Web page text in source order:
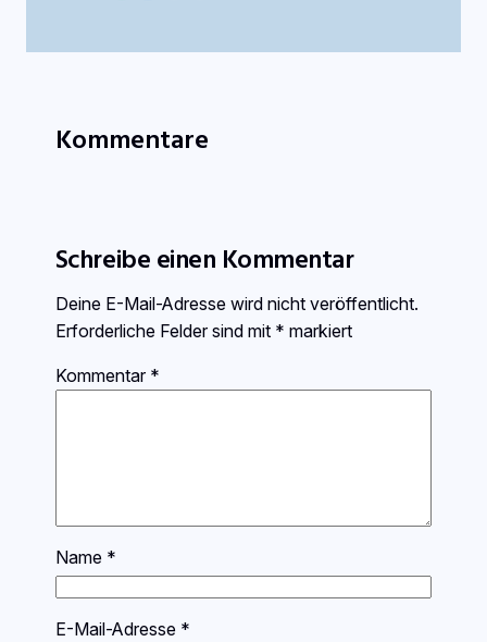
Kommentare
Schreibe einen Kommentar
Deine E-Mail-Adresse wird nicht veröffentlicht.
Erforderliche Felder sind mit * markiert
Kommentar *
Name *
E-Mail-Adresse *